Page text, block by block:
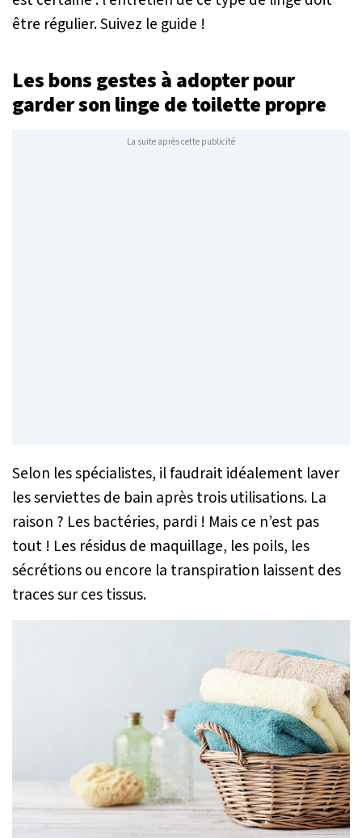
être régulier. Suivez le guide !
Les bons gestes à adopter pour
garder son linge de toilette propre
La suite après cette publicité
Selon les spécialistes, il faudrait idéalement laver
les serviettes de bain après trois utilisations. La
raison ? Les bactéries, pardi ! Mais ce n’est pas
tout ! Les résidus de maquillage, les poils, les
sécrétions ou encore la transpiration laissent des
traces sur ces tissus.